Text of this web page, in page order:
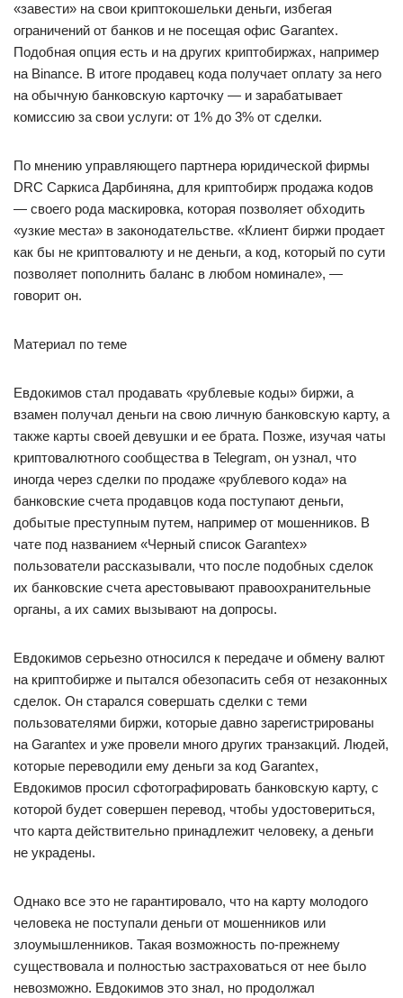
«завести» на свои криптокошельки деньги, избегая
ограничений от банков и не посещая офис Garantex.
Подобная опция есть и на других криптобиржах, например
на Binance. В итоге продавец кода получает оплату за него
на обычную банковскую карточку — и зарабатывает
комиссию за свои услуги: от 1% до 3% от сделки.
По мнению управляющего партнера юридической фирмы
DRC Саркиса Дарбиняна, для криптобирж продажа кодов
— своего рода маскировка, которая позволяет обходить
«узкие места» в законодательстве. «Клиент биржи продает
как бы не криптовалюту и не деньги, а код, который по сути
позволяет пополнить баланс в любом номинале», —
говорит он.
Материал по теме
Евдокимов стал продавать «рублевые коды» биржи, а
взамен получал деньги на свою личную банковскую карту, а
также карты своей девушки и ее брата. Позже, изучая чаты
криптовалютного сообщества в Telegram, он узнал, что
иногда через сделки по продаже «рублевого кода» на
банковские счета продавцов кода поступают деньги,
добытые преступным путем, например от мошенников. В
чате под названием «Черный список Garantex»
пользователи рассказывали, что после подобных сделок
их банковские счета арестовывают правоохранительные
органы, а их самих вызывают на допросы.
Евдокимов серьезно относился к передаче и обмену валют
на криптобирже и пытался обезопасить себя от незаконных
сделок. Он старался совершать сделки с теми
пользователями биржи, которые давно зарегистрированы
на Garantex и уже провели много других транзакций. Людей,
которые переводили ему деньги за код Garantex,
Евдокимов просил сфотографировать банковскую карту, с
которой будет совершен перевод, чтобы удостовериться,
что карта действительно принадлежит человеку, а деньги
не украдены.
Однако все это не гарантировало, что на карту молодого
человека не поступали деньги от мошенников или
злоумышленников. Такая возможность по-прежнему
существовала и полностью застраховаться от нее было
невозможно. Евдокимов это знал, но продолжал